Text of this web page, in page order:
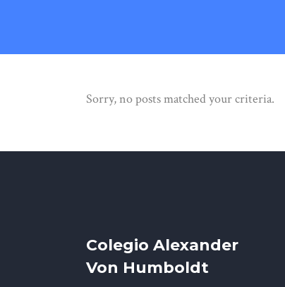
Sorry, no posts matched your criteria.
Colegio Alexander
Von Humboldt